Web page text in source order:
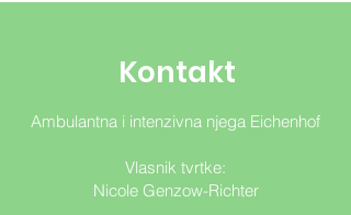
Kontakt
Ambulantna i intenzivna njega Eichenhof
Vlasnik tvrtke:
Nicole Genzow-Richter